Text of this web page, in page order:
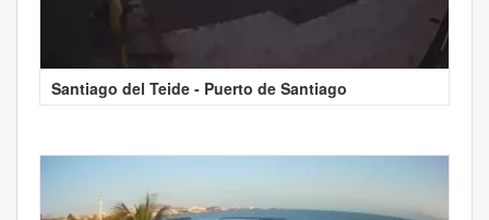
Santiago del Teide - Puerto de Santiago